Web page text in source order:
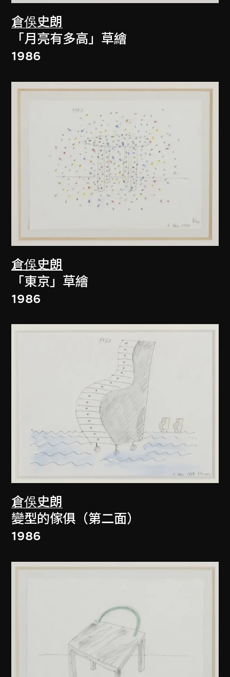
倉俁史朗
「月亮有多高」草繪
1986
倉俁史朗
「東京」草繪
1986
倉俁史朗
變型的傢俱（第二面）
1986